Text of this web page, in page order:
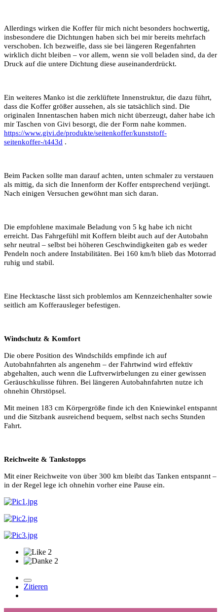
Allerdings wirken die Koffer für mich nicht besonders hochwertig,
insbesondere die Dichtungen haben sich bei mir bereits mehrfach
verschoben. Ich bezweifle, dass sie bei längeren Regenfahrten
wirklich dicht bleiben – vor allem, wenn sie voll beladen sind, da der
Druck auf die untere Dichtung diese auseinanderdrückt.
Ein weiteres Manko ist die zerklüftete Innenstruktur, die dazu führt,
dass die Koffer größer aussehen, als sie tatsächlich sind. Die
originalen Innentaschen haben mich nicht überzeugt, daher habe ich
mir Taschen von Givi besorgt, die der Form nahe kommen.
https://www.givi.de/produkte/seitenkoffer/kunststoff-
seitenkoffer-/t443d .
Beim Packen sollte man darauf achten, unten schmaler zu verstauen
als mittig, da sich die Innenform der Koffer entsprechend verjüngt.
Nach einigen Versuchen gewöhnt man sich daran.
Die empfohlene maximale Beladung von 5 kg habe ich nicht
erreicht. Das Fahrgefühl mit Koffern bleibt auch auf der Autobahn
sehr neutral – selbst bei höheren Geschwindigkeiten gab es weder
Pendeln noch andere Instabilitäten. Bei 160 km/h blieb das Motorrad
ruhig und stabil.
Eine Hecktasche lässt sich problemlos am Kennzeichenhalter sowie
seitlich am Kofferausleger befestigen.
Windschutz & Komfort
Die obere Position des Windschilds empfinde ich auf
Autobahnfahrten als angenehm – der Fahrtwind wird effektiv
abgehalten, auch wenn die Luftverwirbelungen zu einer gewissen
Geräuschkulisse führen. Bei längeren Autobahnfahrten nutze ich
ohnehin Ohrstöpsel.
Mit meinen 183 cm Körpergröße finde ich den Kniewinkel entspannt
und die Sitzbank ausreichend bequem, selbst nach sechs Stunden
Fahrt.
Reichweite & Tankstopps
Mit einer Reichweite von über 300 km bleibt das Tanken entspannt –
in der Regel lege ich ohnehin vorher eine Pause ein.
2
2
Zitieren